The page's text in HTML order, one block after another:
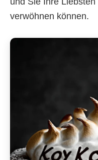
verwöhnen können.